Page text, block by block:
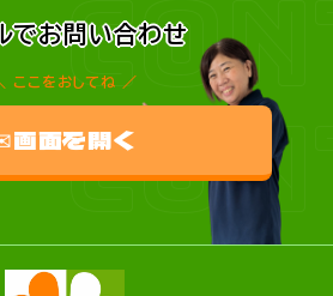
でお問い合わせ
ここをおしてね
画面を開く